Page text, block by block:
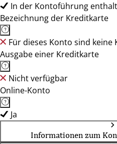
In der Kontoführung
Bezeichnung der Kreditkarte
Für dieses Konto sind
Ausgabe einer Kreditkarte
Nicht verfügbar
Online-Konto
Ja
Informationen zum